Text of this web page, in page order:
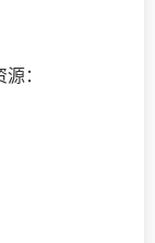
：